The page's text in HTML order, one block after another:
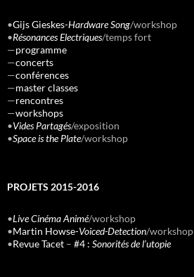
•Gijs Gieskes-Hardware Song/workshop
•Résonances Electriques/temps fort
—programme
—concerts
—conférences
—master classes
—rencontres
—workshops
•Vides Partagés/exposition
•Space is the Plate/workshop
PROJETS 2015-2016
•Live Cinéma Animé/workshop
•Martin Howse-Voiced-Detection/workshop
•Revue Tacet – #4 : Sonorités de l’utopie